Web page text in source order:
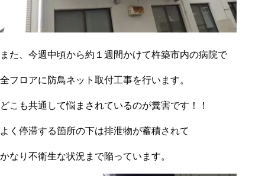
また、今週中頃から約１週間かけて杵築市内の病院で
全フロアに防鳥ネット取付工事を行います。
どこも共通して悩まされているのが糞害です！！
よく停滞する箇所の下は排泄物が蓄積されて
かなり不衛生な状況まで陥っています。